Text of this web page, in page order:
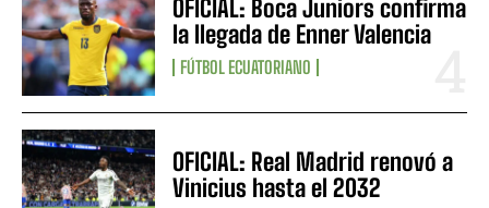
OFICIAL: Boca Juniors confirma
la llegada de Enner Valencia
FÚTBOL ECUATORIANO
OFICIAL: Real Madrid renovó a
Vinicius hasta el 2032